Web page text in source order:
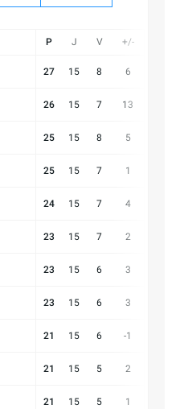
P J V +/-
27 15 8 6
26 15 7 13
25 15 8 5
25 15 7 1
24 15 7 4
23 15 7 2
23 15 6 3
23 15 6 3
21 15 6 -1
21 15 5 2
21 15 5 1